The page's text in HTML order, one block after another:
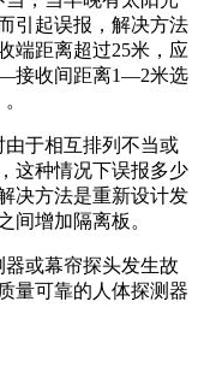
引起误报，解决方法
端距离超过25米，应
接收间距离1—2米选
于相互排列不当或
这种情况下误报多少
决方法是重新设计发
间增加隔离板。
或幕帘探头发生故
量可靠的人体探测器